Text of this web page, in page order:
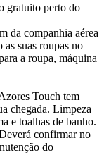
gratuito perto do
da companhia aérea
suas roupas no
a roupa, máquina
Touch tem
chegada. Limpeza
e toalhas de banho.
confirmar no
do